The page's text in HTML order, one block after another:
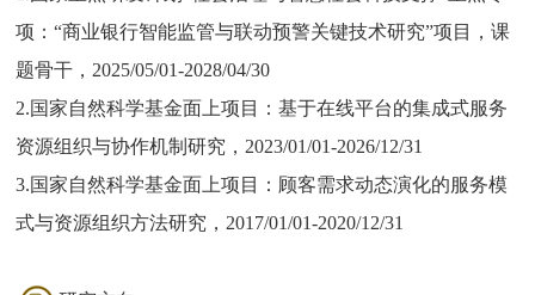
项：“商业银行智能监管与联动预警关键技术研究”项目，课
题骨干，2025/05/01-2028/04/30
2.国家自然科学基金面上项目：基于在线平台的集成式服务
资源组织与协作机制研究，2023/01/01-2026/12/31
3.国家自然科学基金面上项目：顾客需求动态演化的服务模
式与资源组织方法研究，2017/01/01-2020/12/31